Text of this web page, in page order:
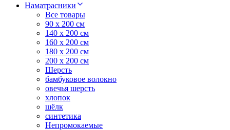
Наматрасники
Все товары
90 x 200 см
140 x 200 см
160 x 200 см
180 x 200 см
200 x 200 см
Шерсть
бамбуковое волокно
овечья шерсть
хлопок
шёлк
синтетика
Непромокаемые